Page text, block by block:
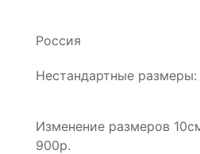
Россия
Нестандартные размеры:
Изменение размеров
900р.